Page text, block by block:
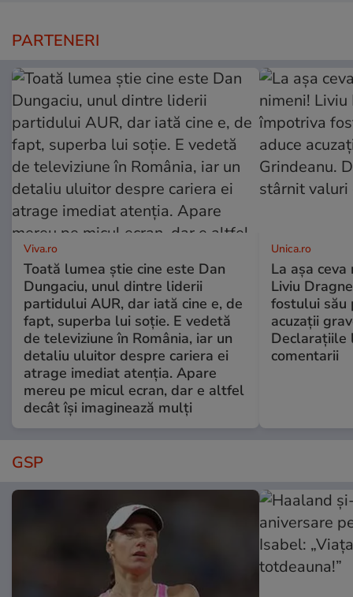
PARTENERI
Viva.ro
Toată lumea știe cine este Dan
Dungaciu, unul dintre liderii
partidului AUR, dar iată cine e, de
fapt, superba lui soție. E vedetă
de televiziune în România, iar un
detaliu uluitor despre cariera ei
atrage imediat atenția. Apare
mereu pe micul ecran, dar e altfel
decât își imaginează mulți
Unica.ro
La așa
Liviu
fostului său
acuzații
Declarațiile
comentarii
GSP